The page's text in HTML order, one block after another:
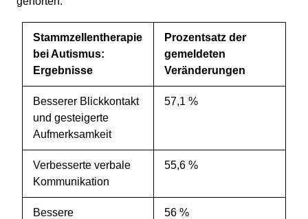
Stammzellentherapie
bei Autismus:
Ergebnisse
Prozentsatz der
gemeldeten
Veränderungen
Besserer Blickkontakt
und gesteigerte
Aufmerksamkeit
57,1 %
Verbesserte verbale
Kommunikation
55,6 %
Bessere
56 %